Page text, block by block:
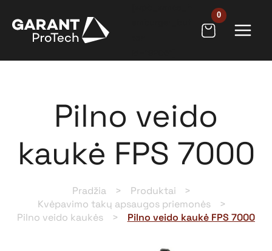
prie
Pilno veido
kaukė FPS 7000
Pradžia
Produktai
Kvėpavimo takų apsaugos priemonės
Pilno veido kaukės
Pilno veido kaukė FPS 7000